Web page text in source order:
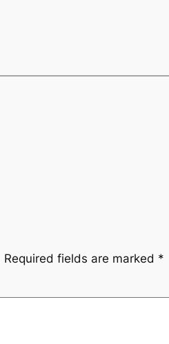
Required fields are marked *